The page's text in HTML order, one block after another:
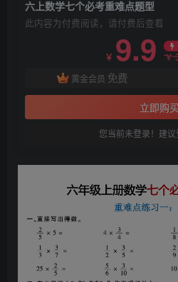
六上数学七个必考重难点题型
此内容为付费阅读，请付费后查看
￥ 9.9 ￥
黄金会员 免费
立即购买
您当前未登录！建